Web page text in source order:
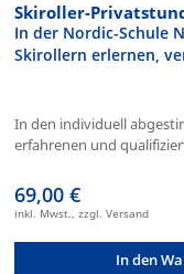
Skiroller-
In der Nordic-Schule
Skirollern erlernen,
In den individuell
erfahrenen und
69,00 €
inkl. Mwst., zzgl. Versand
In den